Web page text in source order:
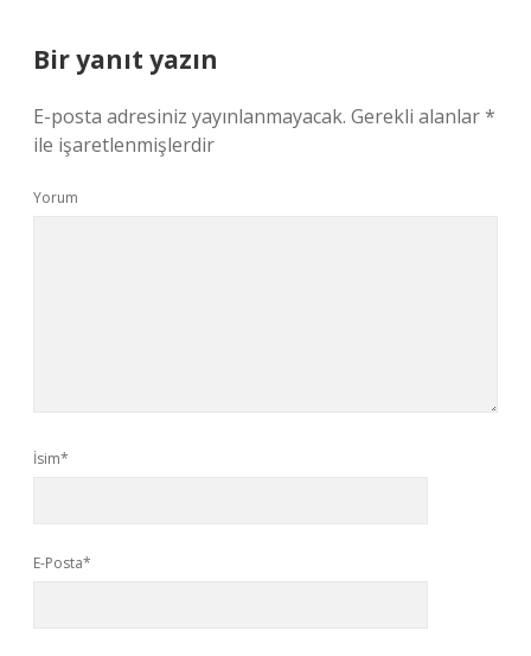
Bir yanıt yazın
E-posta adresiniz yayınlanmayacak. Gerekli alanlar*
ile işaretlenmişlerdir
Yorum
İsim*
E-Posta*